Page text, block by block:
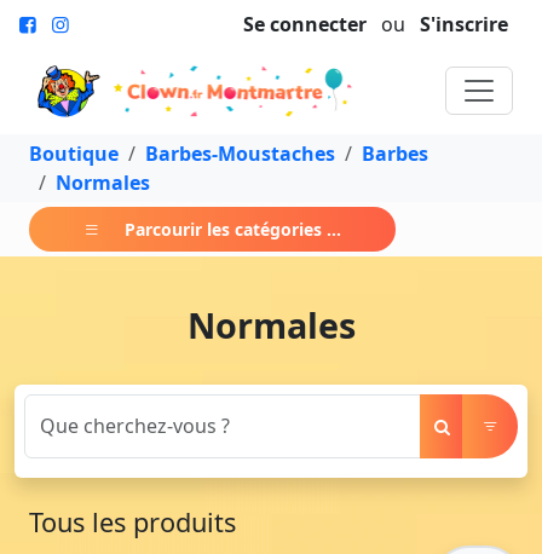
Se connecter ou S'inscrire
Boutique Barbes-Moustaches
Barbes
Normales
Parcourir les catégories ...
Normales
Tous les produits